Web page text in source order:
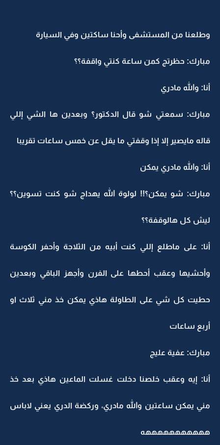
وطلعنا من المستشفى وأحنا ساكتين وفي السيارة
مبارك: حظرتج كمن ساعة كنتي واقفة؟؟
أنا: والله مادري
مبارك: سمعتي شو قال الدكتور؟ وبعدين ها الشي إللي
قاله مايصير إلا إذا وقفتي ما يقل عن خمس ساعات تقريبا
أنا: والله مادري يمكن
مبارك: شو يمكن؟!! لولوة الله يهداج شو كنت تسوين؟؟
ليش كل هالوقفة؟؟
أنا: على ماطلع إللي كنت أبيه من الثلاجة وأحفر الكوسة
وأحشيها وعقب أحطها على الفرن وأجهز الباقي وبعدين
حطيت كل شي على الطاولة هاذي يمكن خذ مني ثلاث او
أربع ساعات
مبارك: عفية عليج
أنا: إيه وعقب خلصنا دخلت غسلت الماعين هاذي بعد خذ
مني يمكن ساعتين والله مادري، وركضة الدري يعني لاباس
هههههههههههه